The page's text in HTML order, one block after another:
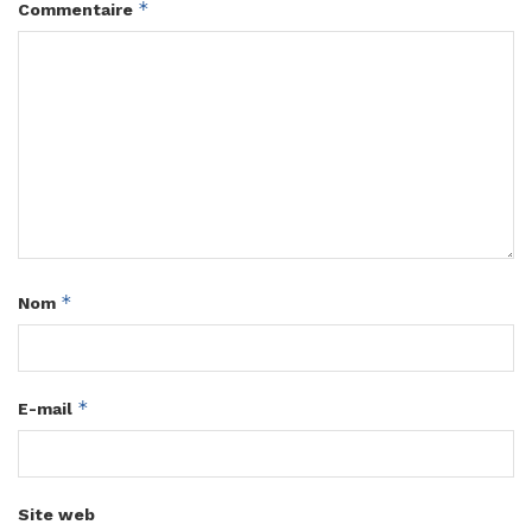
Commentaire *
Nom *
E-mail *
Site web